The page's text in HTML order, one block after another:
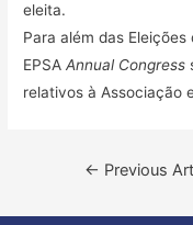
eleita.
Para além das Eleições
EPSAAnnual Congress
relativos à Associação
Navegação
artigos
← Previous